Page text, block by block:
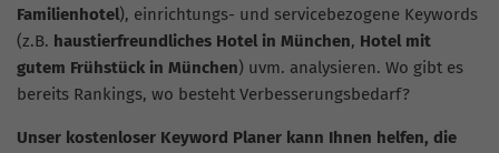
Familienhotel), einrichtungs- und servicebezogene Keywords
(z.B. haustierfreundliches Hotel in München, Hotel mit
gutem Frühstück in München) uvm. analysieren. Wo gibt es
bereits Rankings, wo besteht Verbesserungsbedarf?
Unser kostenloser Keyword Planer kann Ihnen helfen, die